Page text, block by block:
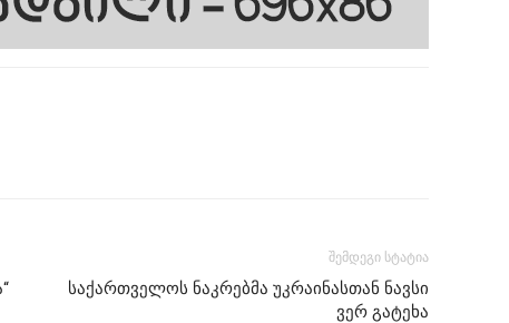
შემდეგი სტატია
საქართველოს ნაკრებმა უკრაინასთან ნავსი
ვერ გატეხა